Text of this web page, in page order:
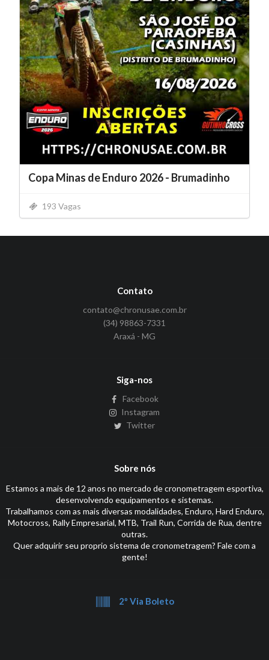
Copa Minas de Enduro 2026 - Brumadinho
193 Vagas
Contato
contato@chronusae.com.br
(34) 98863-7331
Araxá - MG
Siga-nos
Facebook
Instagram
Twitter
Sobre nós
Estamos a mais de 12 anos no mercado de cronometragem esportiva,
desenvolvendo equipamentos e sistemas.
Trabalhamos com as mais diversas modalidades, Enduro, Hard Enduro,
Motocross, Rally Empresarial, MTB, Trail Run, Corrida de Rua, dentre
outras.
Quer adquirir seu proprio sistema de cronometragem? Fale com a
gente!
2º Via Boleto